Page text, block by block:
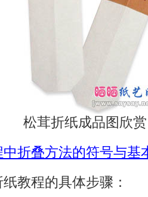
松茸折纸成品图欣赏
折叠方法的符号与基
教程的具体步骤：